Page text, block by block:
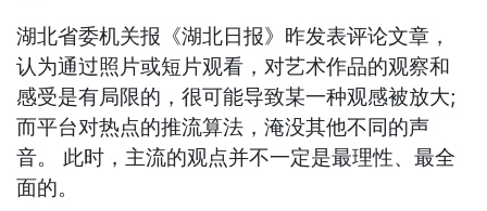
湖北省委机关报《湖北日报》昨发表评论文章，
认为通过照片或短片观看，对艺术作品的观察和
感受是有局限的，很可能导致某一种观感被放大;
而平台对热点的推流算法，淹没其他不同的声
音。 此时，主流的观点并不一定是最理性、最全
面的。